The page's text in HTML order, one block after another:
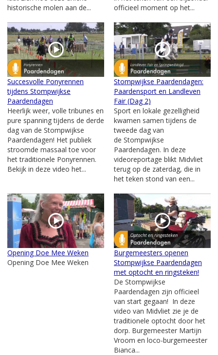
historische molen aan de...
officieel moment op het...
Succesvolle Ponyrennen
tijdens Stompwijkse
Paardendagen
Heerlijk weer, volle tribunes en
pure spanning tijdens de derde
dag van de Stompwijkse
Paardendagen! Het publiek
stroomde massaal toe voor
het traditionele Ponyrennen.
Bekijk in deze video het...
Stompwijkse Paardendagen:
Paardensport en Landleven
Fair (Dag 2)
Sport en lokale gezelligheid
kwamen samen tijdens de
tweede dag van
de Stompwijkse
Paardendagen. In deze
videoreportage blikt Midvliet
terug op de zaterdag, die in
het teken stond van een...
Opening Doe Mee Weken
Opening Doe Mee Weken
Burgemeesters openen
Stompwijkse Paardendagen
met optocht en ringsteken!
De Stompwijkse
Paardendagen zijn officieel
van start gegaan! In deze
video van Midvliet zie je de
traditionele optocht door het
dorp. Burgemeester Martijn
Vroom en loco-burgemeester
Bianca...